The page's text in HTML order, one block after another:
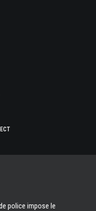
police impose le